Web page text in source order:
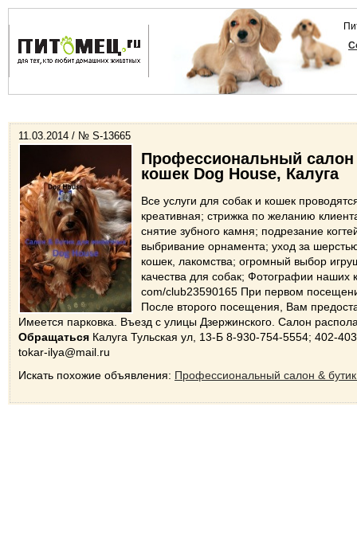
11.03.2014 / № S-13665
Профессиональный салон
кошек Dog House, Калуга
Все услуги для собак и кошек
креативная; стрижка по желанию
снятие зубного камня; подрезание
выбривание орнамента; уход за
кошек, лакомства; огромный выбор
качества для собак; Фотографии
com/club23590165 При первом
После второго посещения, Вам
Имеется парковка. Въезд с улицы Дзержинского. Салон
Обращаться Калуга Тульская ул, 13-Б 8-930-754-5554; 402-403
tokar-ilya@mail.ru
Искать похожие объявления: Профессиональный салон &